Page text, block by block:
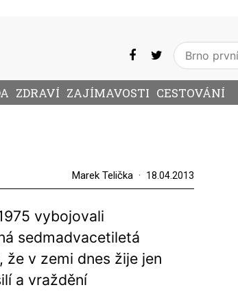
ZDRAVÍ ZAJÍMAVOSTI CESTOVÁNÍ
Marek Telička 18.04.2013
vybojovali
sedmadvacetiletá
v zemi dnes žije jen
a vraždění